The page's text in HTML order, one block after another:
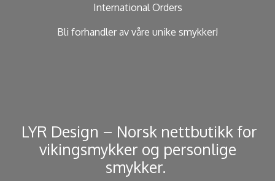
International Orders
Bli forhandler av våre unike smykker!
​ LYR Design – Norsk nettbutikk for
vikingsmykker og personlige
smykker. ​